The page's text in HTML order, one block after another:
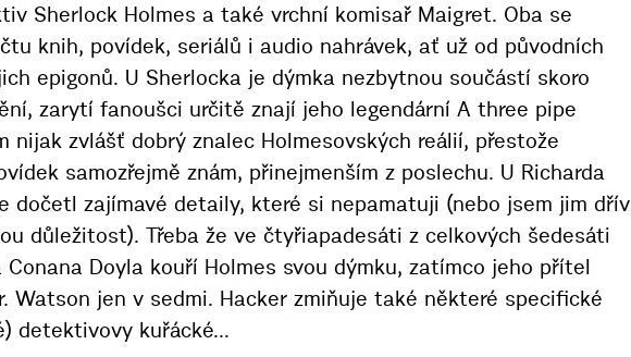
Sherlock Holmes a také vrchní komisař Maigret. Oba se
knih, povídek, seriálů i audio nahrávek, ať už od původních
epigonů. U Sherlocka je dýmka nezbytnou součástí skoro
zarytí fanoušci určitě znají jeho legendární A three pipe
nijak zvlášť dobrý znalec Holmesovských reálií, přestože
samozřejmě znám, přinejmenším z poslechu. U Richarda
dočetl zajímavé detaily, které si nepamatuji (nebo jsem jim dřív
důležitost). Třeba že ve čtyřiapadesáti z celkových šedesáti
Doyla kouří Holmes svou dýmku, zatímco jeho přítel
Watson jen v sedmi. Hacker zmiňuje také některé specifické
detektivovy kuřácké...